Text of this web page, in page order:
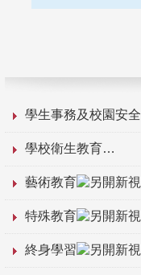
學生事務及校園安全
學校衛生教育
藝術教育
特殊教育
終身學習